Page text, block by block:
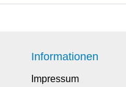
Informationen
Impressum